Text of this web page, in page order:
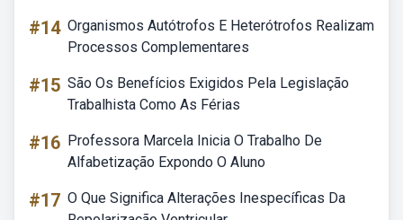
#14 Organismos Autótrofos E Heterótrofos Realizam
Processos Complementares
#15 São Os Benefícios Exigidos Pela Legislação
Trabalhista Como As Férias
#16 Professora Marcela Inicia O Trabalho De
Alfabetização Expondo O Aluno
#17 O Que Significa Alterações Inespecíficas Da